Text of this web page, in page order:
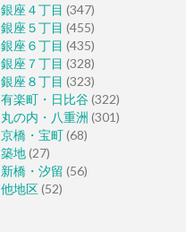
銀座４丁目 (347)
銀座５丁目 (455)
銀座６丁目 (435)
銀座７丁目 (328)
銀座８丁目 (323)
有楽町・日比谷(322)
丸の内・八重洲 (301)
京橋・宝町(68)
築地(27)
新橋・汐留 (56)
他地区(52)